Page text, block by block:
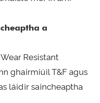
a
Resistant
ghairmiúil T&F agus
láidir saincheaptha